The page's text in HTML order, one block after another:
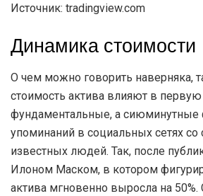
Источник: tradingview.com
Динамика стоимости
О чем можно говорить наверняка,
стоимость актива влияют в
фундаментальные, а сиюминутные
упоминаний в социальных сетях со
известных людей. Так, после
Илоном Маском, в котором
актива мгновенно выросла на